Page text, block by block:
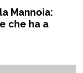
Mannoia:
che ha a